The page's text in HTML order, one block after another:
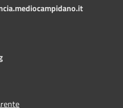
mediocampidano.it